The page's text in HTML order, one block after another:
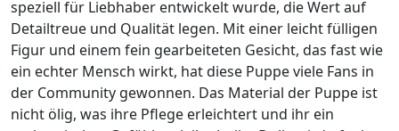
speziell für Liebhaber entwickelt wurde, die Wert auf
Detailtreue und Qualität legen. Mit einer leicht fülligen
Figur und einem fein gearbeiteten Gesicht, das fast wie
ein echter Mensch wirkt, hat diese Puppe viele Fans in
der Community gewonnen. Das Material der Puppe ist
nicht ölig, was ihre Pflege erleichtert und ihr ein